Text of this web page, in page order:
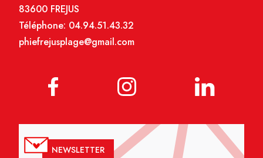
83600 FREJUS
Téléphone: 04.94.51.43.32
phiefrejusplage@gmail.com
NEWSLETTER